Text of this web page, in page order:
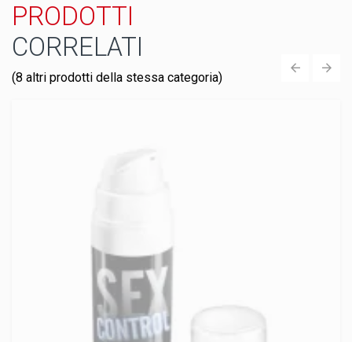
PRODOTTI
CORRELATI
(8 altri prodotti della stessa categoria)